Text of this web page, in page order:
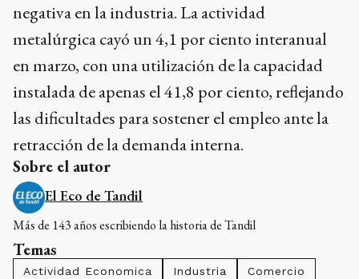
negativa en la industria. La actividad
metalúrgica cayó un 4,1 por ciento interanual
en marzo, con una utilización de la capacidad
instalada de apenas el 41,8 por ciento, reflejando
las dificultades para sostener el empleo ante la
retracción de la demanda interna.
Sobre el autor
El Eco de Tandil
Más de 143 años escribiendo la historia de Tandil
Temas
Actividad Economica Industria Comercio